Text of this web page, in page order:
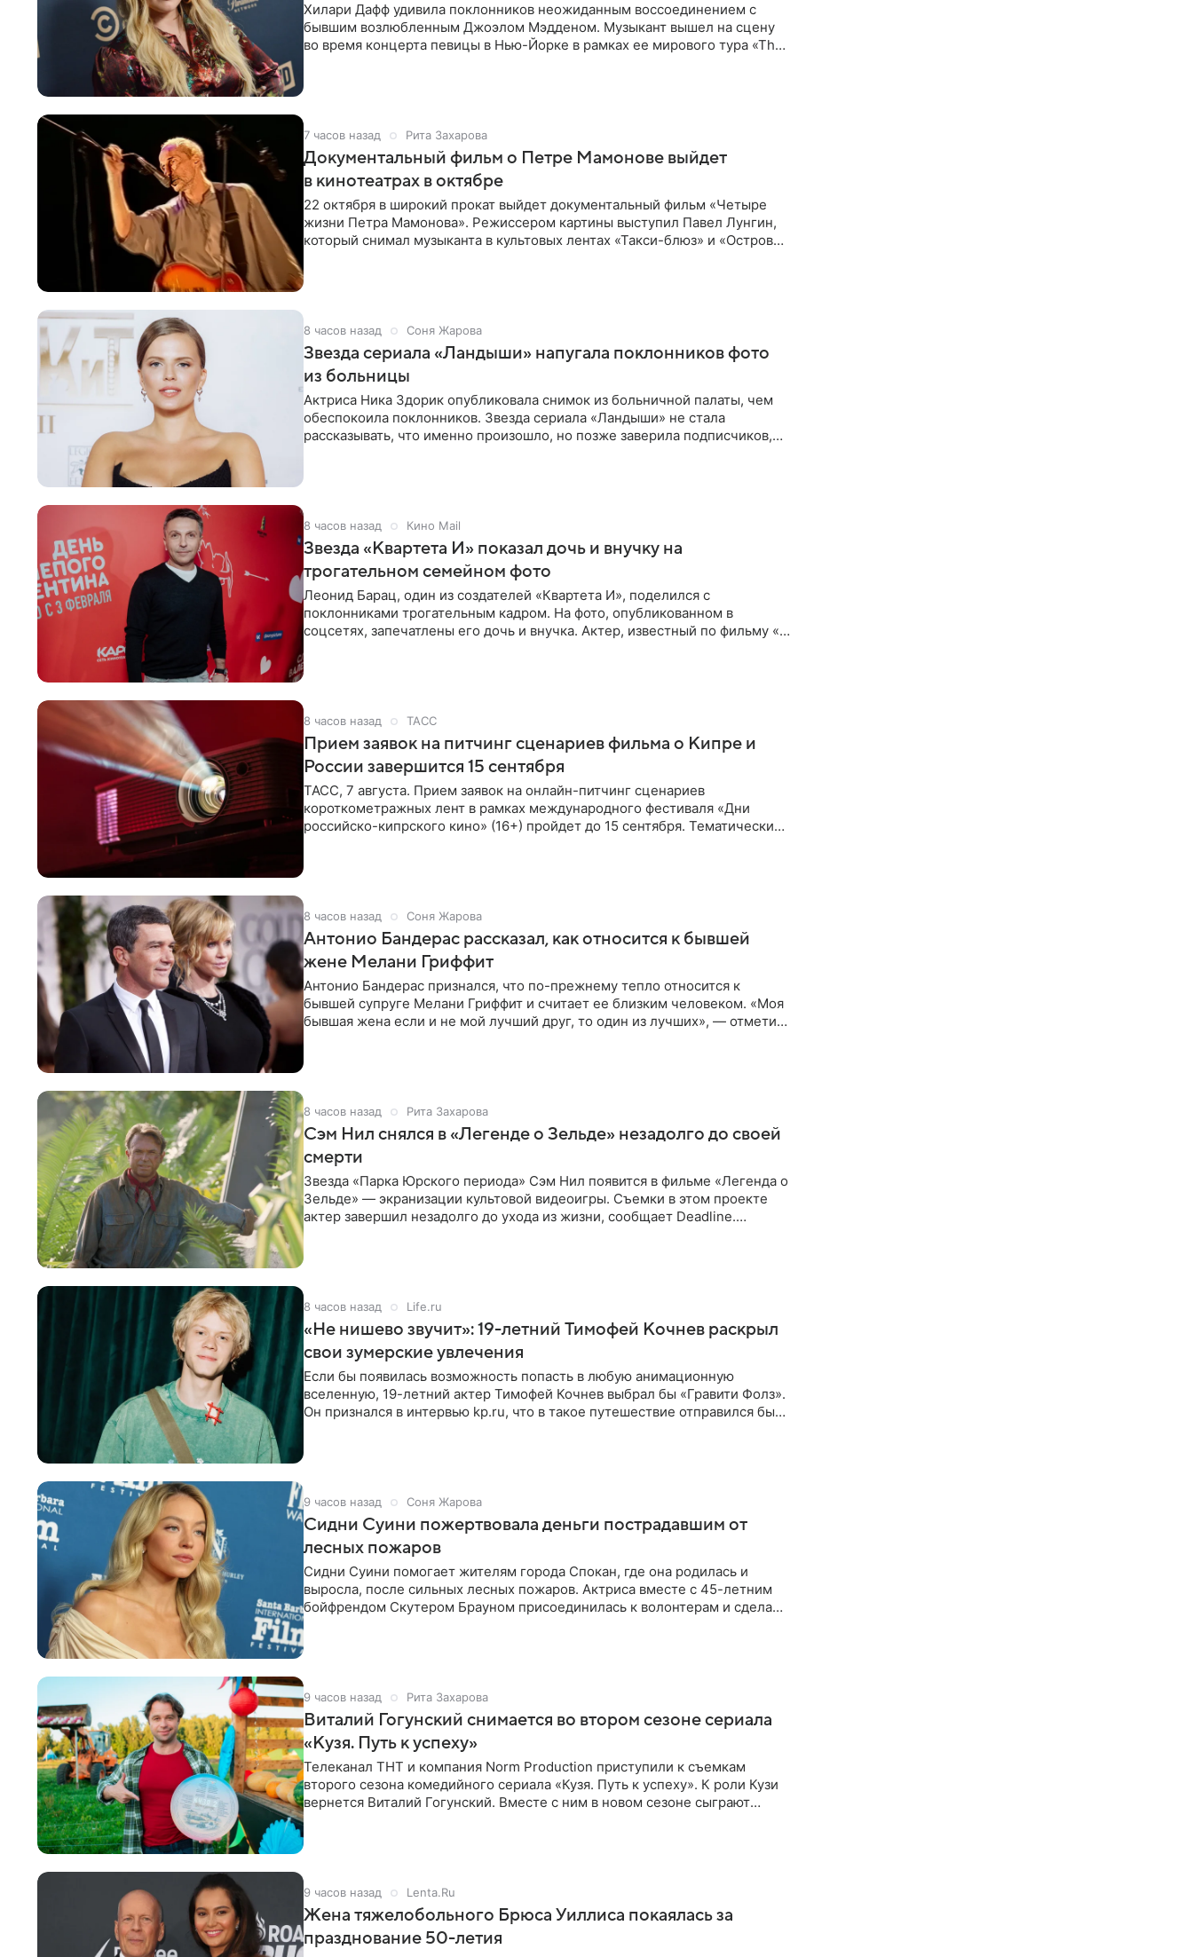
Хилари Дафф удивила поклонников неожиданным воссоединением с
бывшим возлюбленным Джоэлом Мэдденом. Музыкант вышел на сцену
во время концерта певицы в Нью-Йорке в рамках ее мирового тура «The
7 часов назад Рита Захарова
Документальный фильм о Петре Мамонове выйдет
в кинотеатрах в октябре
22 октября в широкий прокат выйдет документальный фильм «Четыре
жизни Петра Мамонова». Режиссером картины выступил Павел Лунгин,
который снимал музыканта в культовых лентах «Такси-блюз» и «Остров».
8 часов назад Соня Жарова
Звезда сериала «Ландыши» напугала поклонников фото
из больницы
Актриса Ника Здорик опубликовала снимок из больничной палаты, чем
обеспокоила поклонников. Звезда сериала «Ландыши» не стала
рассказывать, что именно произошло, но позже заверила подписчиков,
8 часов назад Кино Mail
Звезда «Квартета И» показал дочь и внучку на
трогательном семейном фото
Леонид Барац, один из создателей «Квартета И», поделился с
поклонниками трогательным кадром. На фото, опубликованном в
соцсетях, запечатлены его дочь и внучка. Актер, известный по фильму «О
8 часов назад ТАСС
Прием заявок на питчинг сценариев фильма о Кипре и
России завершится 15 сентября
ТАСС, 7 августа. Прием заявок на онлайн-питчинг сценариев
короткометражных лент в рамках международного фестиваля «Дни
российско-кипрского кино» (16+) пройдет до 15 сентября. Тематически
8 часов назад Соня Жарова
Антонио Бандерас рассказал, как относится к бывшей
жене Мелани Гриффит
Антонио Бандерас признался, что по-прежнему тепло относится к
бывшей супруге Мелани Гриффит и считает ее близким человеком. «Моя
бывшая жена если и не мой лучший друг, то один из лучших», — отметил
8 часов назад Рита Захарова
Сэм Нил снялся в «Легенде о Зельде» незадолго до своей
смерти
Звезда «Парка Юрского периода» Сэм Нил появится в фильме «Легенда о
Зельде» — экранизации культовой видеоигры. Съемки в этом проекте
актер завершил незадолго до ухода из жизни, сообщает Deadline.
8 часов назад Life.ru
«Не нишево звучит»: 19-летний Тимофей Кочнев раскрыл
свои зумерские увлечения
Если бы появилась возможность попасть в любую анимационную
вселенную, 19-летний актер Тимофей Кочнев выбрал бы «Гравити Фолз».
Он признался в интервью kp.ru, что в такое путешествие отправился бы
9 часов назад Соня Жарова
Сидни Суини пожертвовала деньги пострадавшим от
лесных пожаров
Сидни Суини помогает жителям города Спокан, где она родилась и
выросла, после сильных лесных пожаров. Актриса вместе с 45-летним
бойфрендом Скутером Брауном присоединилась к волонтерам и сделала
9 часов назад Рита Захарова
Виталий Гогунский снимается во втором сезоне сериала
«Кузя. Путь к успеху»
Телеканал ТНТ и компания Norm Production приступили к съемкам
второго сезона комедийного сериала «Кузя. Путь к успеху». К роли Кузи
вернется Виталий Гогунский. Вместе с ним в новом сезоне сыграют
9 часов назад Lenta.Ru
Жена тяжелобольного Брюса Уиллиса покаялась за
празднование 50-летия